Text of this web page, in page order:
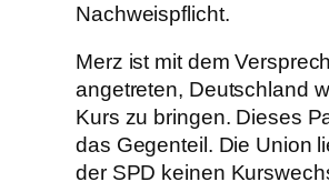
Nachweispflicht.
Merz ist mit dem
angetreten, Deutschland
Kurs zu bringen. Dieses
das Gegenteil. Die Union
der SPD keinen